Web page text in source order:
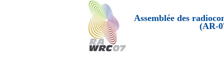
Assemblée des
(AR-